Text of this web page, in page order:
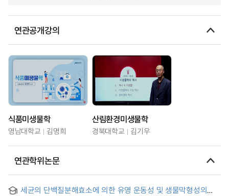
연관공개강의
식품미생물학
영남대학교 김명희
산림환경미생물학
경북대학교 김기우
연관학위논문
세균의 단백질분해효소에 의한 유영 운동성 및 생물막형성의